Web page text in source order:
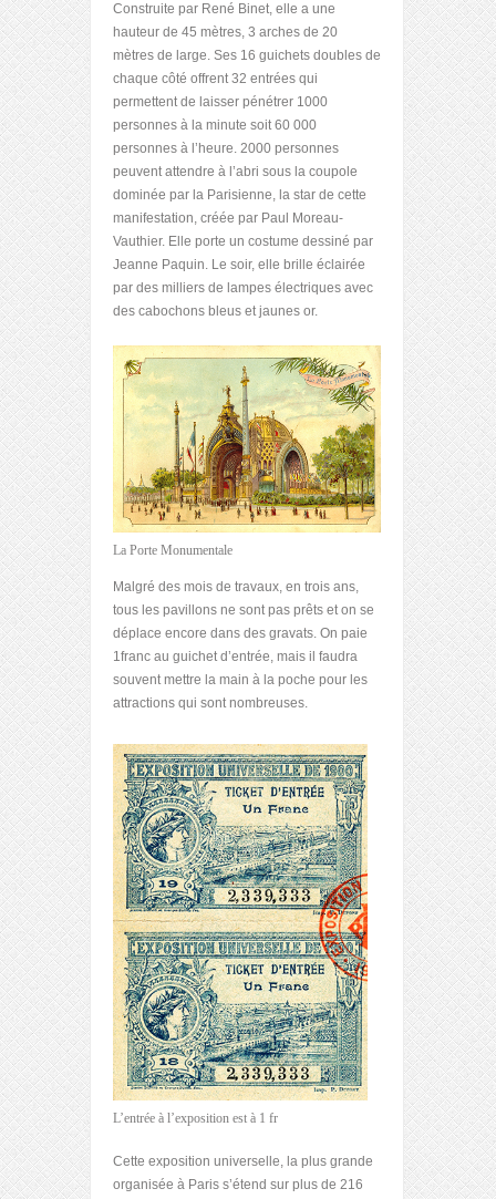
Construite par René Binet, elle a une
hauteur de 45 mètres, 3 arches de 20
mètres de large. Ses 16 guichets doubles de
chaque côté offrent 32 entrées qui
permettent de laisser pénétrer 1000
personnes à la minute soit 60 000
personnes à l’heure. 2000 personnes
peuvent attendre à l’abri sous la coupole
dominée par la Parisienne, la star de cette
manifestation, créée par Paul Moreau-
Vauthier. Elle porte un costume dessiné par
Jeanne Paquin. Le soir, elle brille éclairée
par des milliers de lampes électriques avec
des cabochons bleus et jaunes or.
La Porte Monumentale
Malgré des mois de travaux, en trois ans,
tous les pavillons ne sont pas prêts et on se
déplace encore dans des gravats. On paie
1franc au guichet d’entrée, mais il faudra
souvent mettre la main à la poche pour les
attractions qui sont nombreuses.
L’entrée à l’exposition est à 1 fr
Cette exposition universelle, la plus grande
organisée à Paris s’étend sur plus de 216